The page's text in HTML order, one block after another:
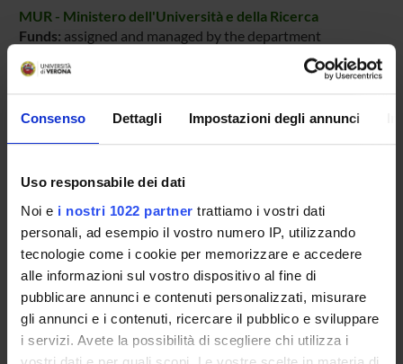
Consenso Dettagli Impostazioni degli annunci
Uso responsabile dei dati
Noi e i nostri 1022 partner trattiamo i vostri dati
personali, ad esempio il vostro numero IP, utilizzando
tecnologie come i cookie per memorizzare e accedere
alle informazioni sul vostro dispositivo al fine di
pubblicare annunci e contenuti personalizzati, misurare
gli annunci e i contenuti, ricercare il pubblico e sviluppare
i servizi. Avete la possibilità di scegliere chi utilizza i
MUR - Ministero dell'Università e della Ricerca
Funds: assigned and managed by the department
PROJECT PARTICIPANTS
Giovanni Battista Tornielli
RESEARCH AREAS INVOLVED IN THE PROJECT
Viticoltura ed enologia
Agriculture related to crop production, soil biology and